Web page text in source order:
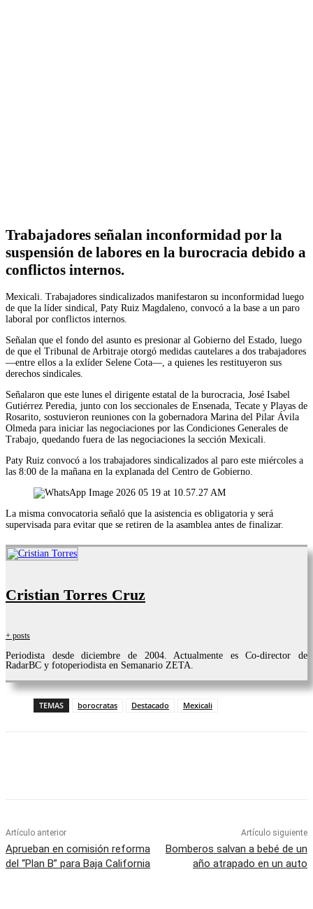
Trabajadores señalan inconformidad por la
suspensión de labores en la burocracia debido a
conflictos internos.
Mexicali. Trabajadores sindicalizados manifestaron su inconformidad luego
de que la líder sindical, Paty Ruiz Magdaleno, convocó a la base a un paro
laboral por conflictos internos.
Señalan que el fondo del asunto es presionar al Gobierno del Estado, luego
de que el Tribunal de Arbitraje otorgó medidas cautelares a dos trabajadores
—entre ellos a la exlíder Selene Cota—, a quienes les restituyeron sus
derechos sindicales.
Señalaron que este lunes el dirigente estatal de la burocracia, José Isabel
Gutiérrez Peredia, junto con los seccionales de Ensenada, Tecate y Playas de
Rosarito, sostuvieron reuniones con la gobernadora Marina del Pilar Ávila
Olmeda para iniciar las negociaciones por las Condiciones Generales de
Trabajo, quedando fuera de las negociaciones la sección Mexicali.
Paty Ruiz convocó a los trabajadores sindicalizados al paro este miércoles a
las 8:00 de la mañana en la explanada del Centro de Gobierno.
La misma convocatoria señaló que la asistencia es obligatoria y será
supervisada para evitar que se retiren de la asamblea antes de finalizar.
Cristian Torres Cruz
+ posts
Periodista desde diciembre de 2004. Actualmente es Co-director de
RadarBC y fotoperiodista en Semanario ZETA.
TEMAS borocratas Destacado Mexicali
Artículo anterior
Aprueban en comisión reforma
del “Plan B” para Baja California
Artículo siguiente
Bomberos salvan a bebé de un
año atrapado en un auto